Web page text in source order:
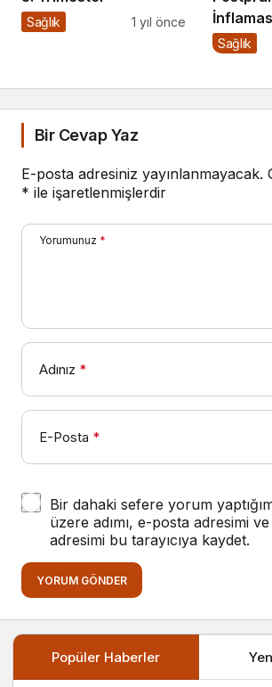
Sağlık 1 yıl önce
Sağlık
Bir Cevap Yaz
E-posta adresiniz yayınlanmayacak.
* ile işaretlenmişlerdir
Yorumunuz *
Adınız *
E-Posta *
Bir dahaki sefere yorum
üzere adımı, e-posta adresimi
adresimi bu tarayıcıya kaydet.
YORUM GÖNDER
Popüler Haberler